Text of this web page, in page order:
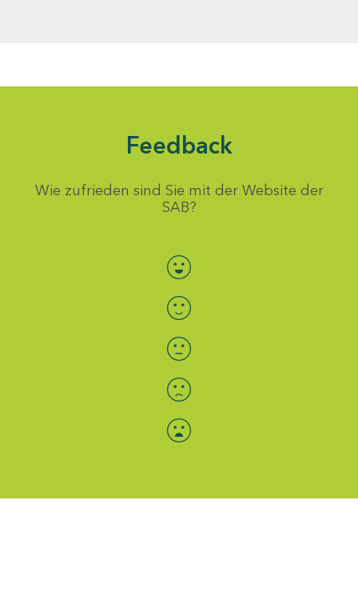
Feedback
Wie zufrieden sind Sie mit der Website der
SAB?
Bewertung auswählen